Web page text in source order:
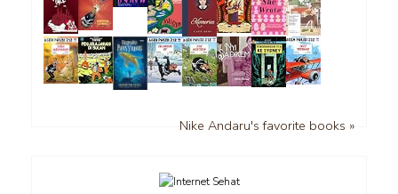
Nike Andaru's favorite books »